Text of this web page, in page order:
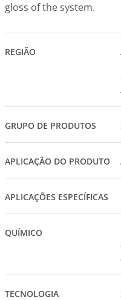
gloss of the system.
REGIÃO
GRUPO DE PRODUTOS
APLICAÇÃO DO PRODUTO
APLICAÇÕES ESPECÍFICAS
QUÍMICO
TECNOLOGIA